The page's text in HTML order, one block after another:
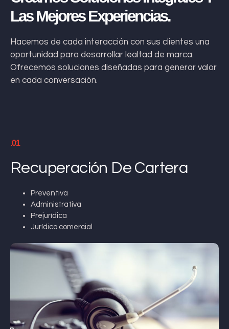
Las Mejores Experiencias.
Hacemos de cada interacción con sus clientes una
oportunidad para desarrollar lealtad de marca.
Ofrecemos soluciones diseñadas para generar valor
en cada conversación.
.01
Recuperación De Cartera
Preventiva
Administrativa
Prejurídica
Jurídico comercial